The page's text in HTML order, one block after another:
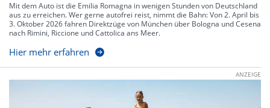
Mit dem Auto ist die Emilia Romagna in wenigen Stunden von Deutschland
aus zu erreichen. Wer gerne autofrei reist, nimmt die Bahn: Von 2. April bis
3. Oktober 2026 fahren Direktzüge von München über Bologna und Cesena
nach Rimini, Riccione und Cattolica ans Meer.
Hier mehr erfahren
ANZEIGE